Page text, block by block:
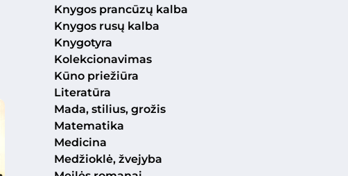
Knygos prancūzų kalba
Knygos rusų kalba
Knygotyra
Kolekcionavimas
Kūno priežiūra
Literatūra
Mada, stilius, grožis
Matematika
Medicina
Medžioklė, žvejyba